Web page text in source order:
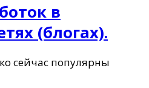
в
(блогах).
сейчас популярны